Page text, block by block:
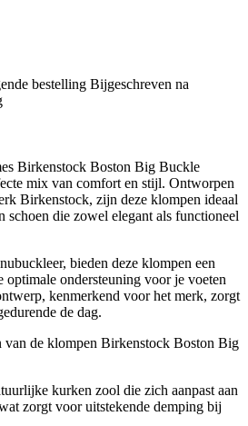
bestelling Bijgeschreven na
Birkenstock Boston Big Buckle
mix van comfort en stijl. Ontworpen
Birkenstock, zijn deze klompen ideaal
schoen die zowel elegant als functioneel
bieden deze klompen een
optimale ondersteuning voor je voeten
kenmerkend voor het merk, zorgt
de dag.
van de klompen Birkenstock Boston Big
kurken zool die zich aanpast aan
zorgt voor uitstekende demping bij